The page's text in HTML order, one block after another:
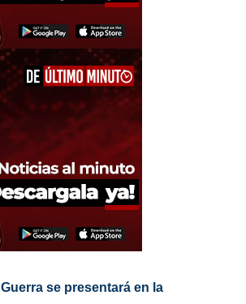
se presentará en la